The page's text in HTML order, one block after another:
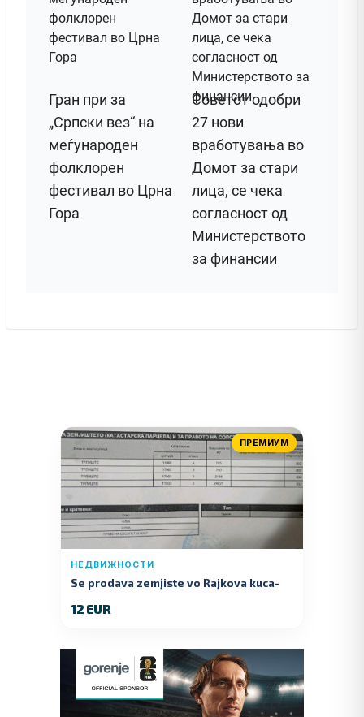
Гран при за
„Српски вез“ на
меѓународен
фолклорен
фестивал во Црна
Гора
Советот одобри
27 нови
вработувања во
Домот за стари
лица, се чека
согласност од
Министерството
за финансии
ПРЕМИУМ
НЕДВИЖНОСТИ
Se prodava zemjiste vo Rajkova kuca-
12 EUR